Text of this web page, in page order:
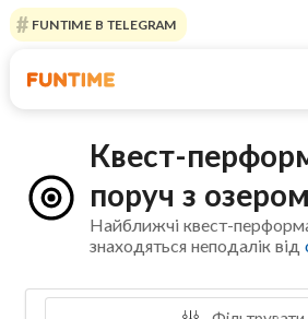
FUNTIME В TELEGRAM
Квест-
поруч з
Найближчі квест-
знаходяться неподалік від